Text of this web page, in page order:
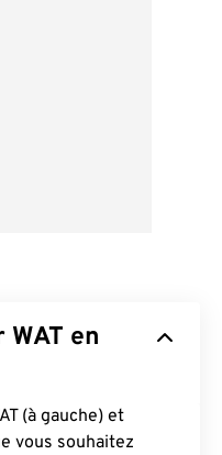
en
(à gauche) et
vous souhaitez